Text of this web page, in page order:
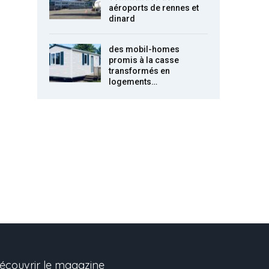
aéroports de rennes et
dinard
des mobil-homes
promis à la casse
transformés en
logements…
le magazine